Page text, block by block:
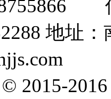
8755866
地
2015-